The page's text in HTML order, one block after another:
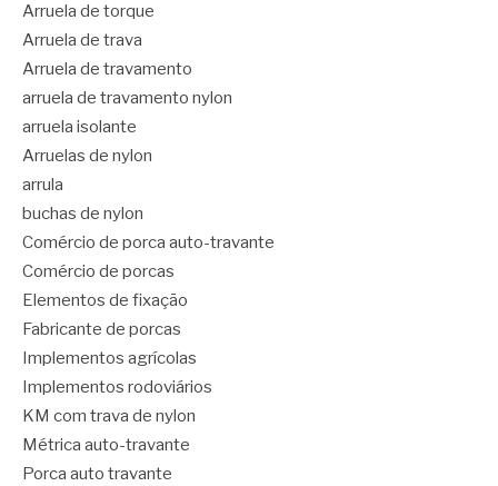
Arruela de torque
Arruela de trava
Arruela de travamento
arruela de travamento nylon
arruela isolante
Arruelas de nylon
arrula
buchas de nylon
Comércio de porca auto-travante
Comércio de porcas
Elementos de fixação
Fabricante de porcas
Implementos agrícolas
Implementos rodoviários
KM com trava de nylon
Métrica auto-travante
Porca auto travante